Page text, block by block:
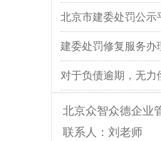
北京市建委处罚公示
建委处罚修复服务办
对于负债逾期，无力
北京众智众德企业
联系人：刘老师